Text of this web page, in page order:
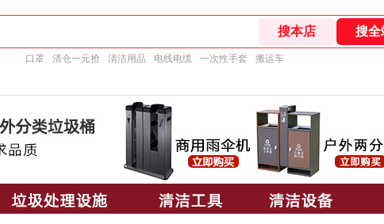
口罩 清仓一元抢 清洁用品 电线电缆 一次性手套 搬运车